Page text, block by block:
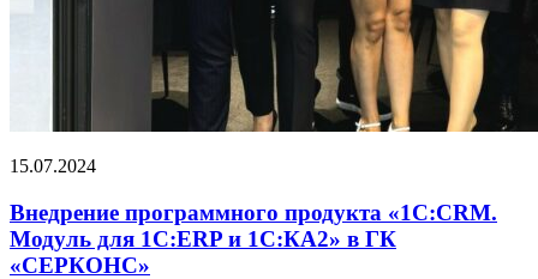
15.07.2024
Внедрение программного продукта «1С:CRM.
Модуль для 1С:ERP и 1С:КА2» в ГК
«СЕРКОНС»